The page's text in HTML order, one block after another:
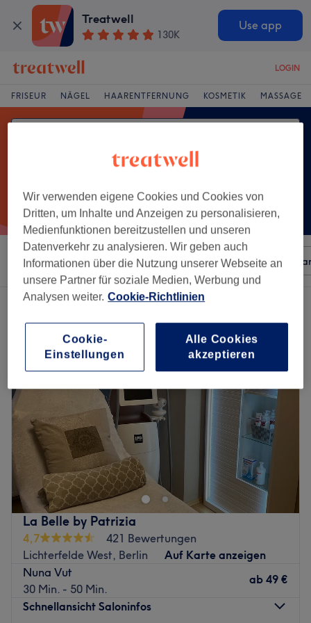
Treatwell
130K
Use app
LOGIN
FRISEUR NÄGEL HAARENTFERNUNG KOSMETIK MASSAGE
Sortieren nach Beliebiger Preis Besonderheiten
Ein Salon, der anbietet: triggerpunktmassage in Lichterfelde, Berlin
La Belle by Patrizia
4,7
421 Bewertungen
Lichterfelde West, Berlin
Auf Karte anzeigen
Nuna Vut
30 Min. - 50 Min.
ab 49 €
Schnellansicht Saloninfos
Wir verwenden eigene Cookies und Cookies von
Dritten, um Inhalte und Anzeigen zu personalisieren,
Medienfunktionen bereitzustellen und unseren
Datenverkehr zu analysieren. Wir geben auch
Informationen über die Nutzung unserer Webseite an
unsere Partner für soziale Medien, Werbung und
Analysen weiter. Cookie-Richtlinien
Cookie-
Einstellungen
Alle Cookies
akzeptieren